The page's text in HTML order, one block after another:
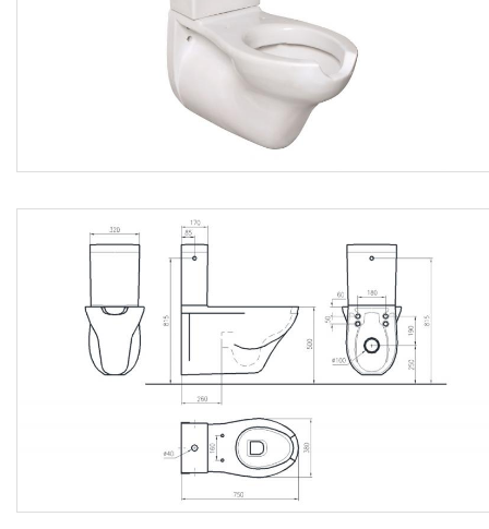
speciali), i montaggi, il rubinetto di alimentazione per
l’ingresso laterale e centrale posteriore, l’allacciamento
alla rete idrica con rubinetto d’arresto, il kit di fissaggio, la
tubazione di collegamento con relative curve ed accessori,
le parti in vista cromate, il controllo dei livelli di riferimento,
le assistenze murarie, la siliconatura tra il vaso e la parete,
la pulizia finale con l'asportazione dei detriti e polvere, il
e trasporto alle pubbliche discariche, i corrispettivi per
diritti di discarica, nonché ogni altra prestazione
accessoria occorrente per eseguire l’opera a regola d’arte.